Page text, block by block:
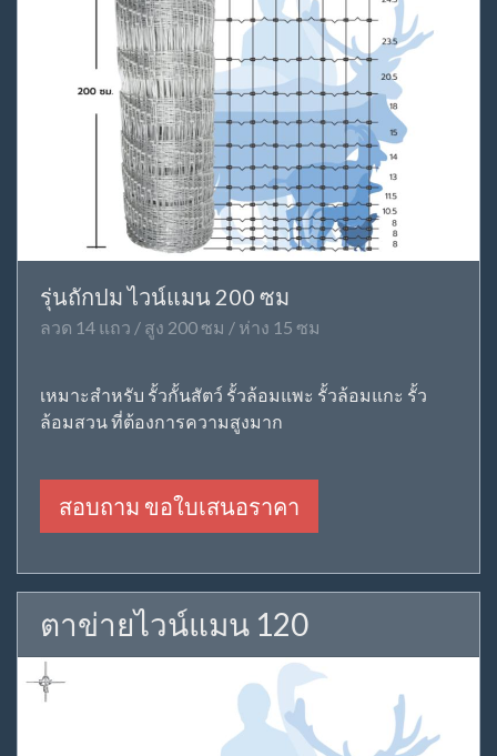
รุ่นถักปม ไวน์แมน 200 ซม
ลวด 14 แถว / สูง 200 ซม / ห่าง 15 ซม
เหมาะสำหรับ รั้วกั้นสัตว์ รั้วล้อมแพะ รั้วล้อมแกะ รั้ว
ล้อมสวน ที่ต้องการความสูงมาก
สอบถาม ขอใบเสนอราคา
ตาข่ายไวน์แมน 120